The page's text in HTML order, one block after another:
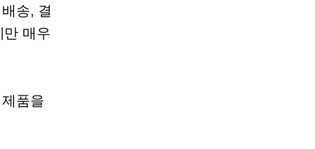
송, 결
만 매우
품을